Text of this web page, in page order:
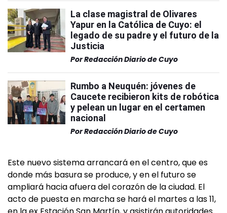
La clase magistral de Olivares
Yapur en la Católica de Cuyo: el
legado de su padre y el futuro de la
Justicia
PorRedacción Diario de Cuyo
Rumbo a Neuquén: jóvenes de
Caucete recibieron kits de robótica
y pelean un lugar en el certamen
nacional
PorRedacción Diario de Cuyo
Este nuevo sistema arrancará en el centro, que es
donde más basura se produce, y en el futuro se
ampliará hacia afuera del corazón de la ciudad. El
acto de puesta en marcha se hará el martes a las 11,